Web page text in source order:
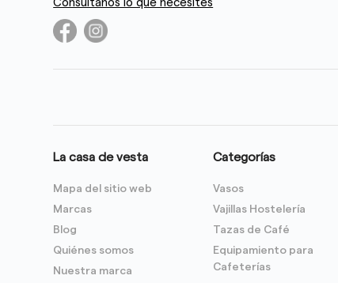
Consúltanos lo que necesites
La casa de vesta
Mapa del sitio web
Marcas
Blog
Quiénes somos
Nuestra marca
Categorías
Vasos
Vajillas Hostelería
Tazas de Café
Equipamiento para
Cafeterías